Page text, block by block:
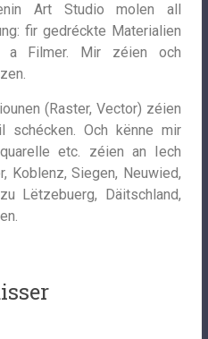
Art Studio molen all
fir gedréckte Materialien
a Filmer. Mir zéien och
(Raster, Vector) zéien
Och kënne mir
etc. zéien an Iech
Koblenz, Siegen, Neuwied,
Lëtzebuerg, Däitschland,